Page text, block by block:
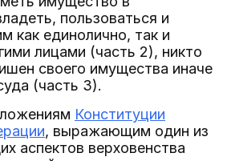
пользоваться и
как единолично, так и
лицами (часть 2), никто
своего имущества иначе
(часть 3).
Конституции
, выражающим один из
аспектов верховенства